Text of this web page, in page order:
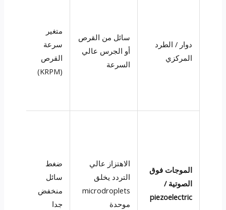
دوار / الطرد
المركزي
سائل من القرص
أو الجرس عالي
السرعة
متغير
سرعة
القرص
(KRPM)
الموجات فوق
الصوتية /
piezoelectric
الاهتزاز عالي
التردد يخلق
microdroplets
موحدة
ضغط
سائل
منخفض
جدا